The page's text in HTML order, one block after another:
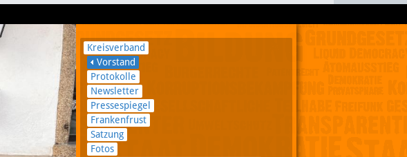
Kreisverband
Vorstand
Protokolle
Newsletter
Pressespiegel
Frankenfrust
Satzung
Fotos